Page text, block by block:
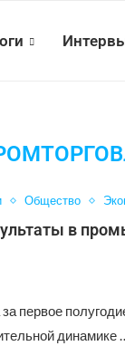
Общество
в
первое
динамике